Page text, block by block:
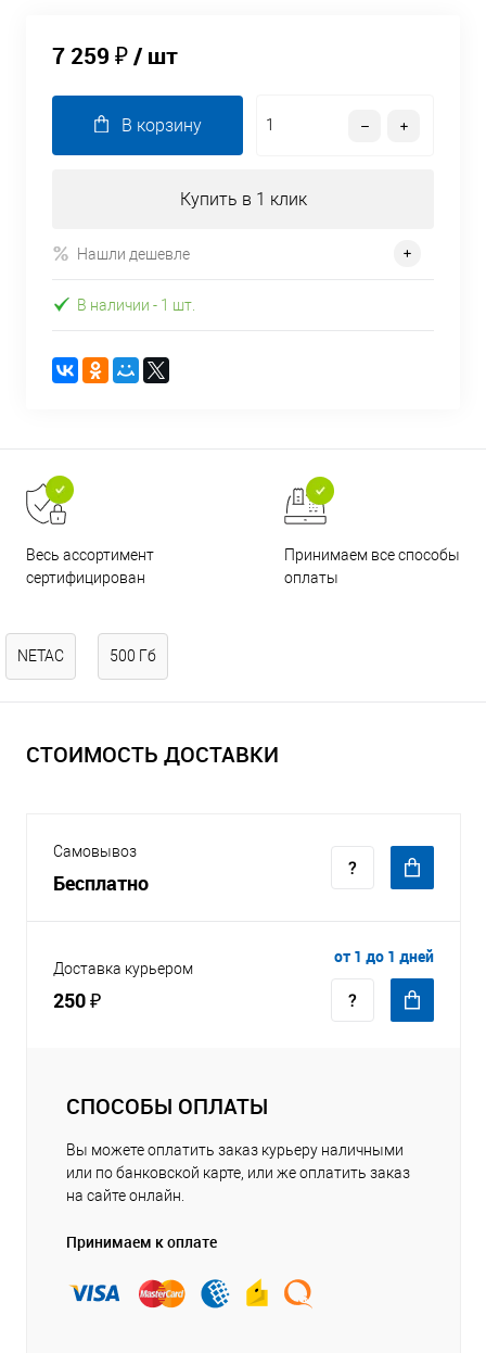
7 259 ₽/ шт
В корзину
Купить в 1 клик
Нашли дешевле
В наличии - 1 шт.
Весь ассортимент
сертифицирован
Принимаем все способы
оплаты
NETAC 500 Гб
СТОИМОСТЬ ДОСТАВКИ
Самовывоз
Бесплатно
Доставка курьером
250 ₽
от 1 до 1 дней
СПОСОБЫ ОПЛАТЫ
Вы можете оплатить заказ курьеру наличными
или по банковской карте, или же оплатить заказ
на сайте онлайн.
Принимаем к оплате